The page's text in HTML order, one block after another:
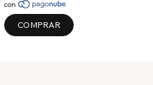
COMPRAR